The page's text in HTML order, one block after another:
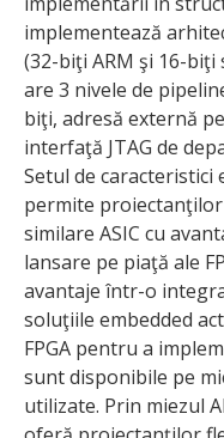
implementează
(32-biţi ARM şi 16-
are 3 nivele de
biţi, adresă externă
interfaţă JTAG de
Setul de
permite
similare ASIC cu
lansare pe piaţă ale
avantaje într-o
soluţiile embedded
FPGA pentru a
sunt disponibile pe
utilizate. Prin miezul